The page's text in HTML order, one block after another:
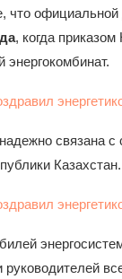
что
, когда
связана
Казахстан.
руководителей